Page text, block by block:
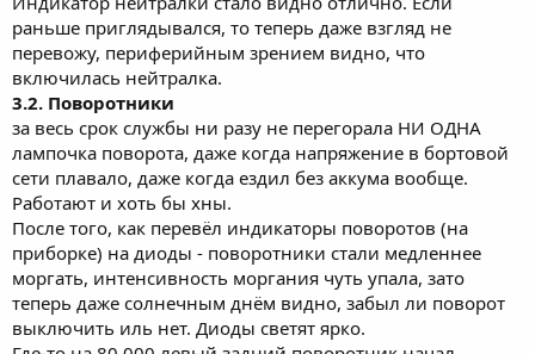
раньше приглядывался, то теперь даже взгляд не
перевожу, периферийным зрением видно, что
включилась нейтралка.
3.2. Поворотники
за весь срок службы ни разу не перегорала НИ ОДНА
лампочка поворота, даже когда напряжение в бортовой
сети плавало, даже когда ездил без аккума вообще.
Работают и хоть бы хны.
После того, как перевёл индикаторы поворотов (на
приборке) на диоды - поворотники стали медленнее
моргать, интенсивность моргания чуть упала, зато
теперь даже солнечным днём видно, забыл ли поворот
выключить иль нет. Диоды светят ярко.